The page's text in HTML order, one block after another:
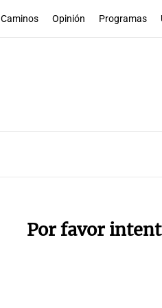
Caminos Opinión Programas
Por favor